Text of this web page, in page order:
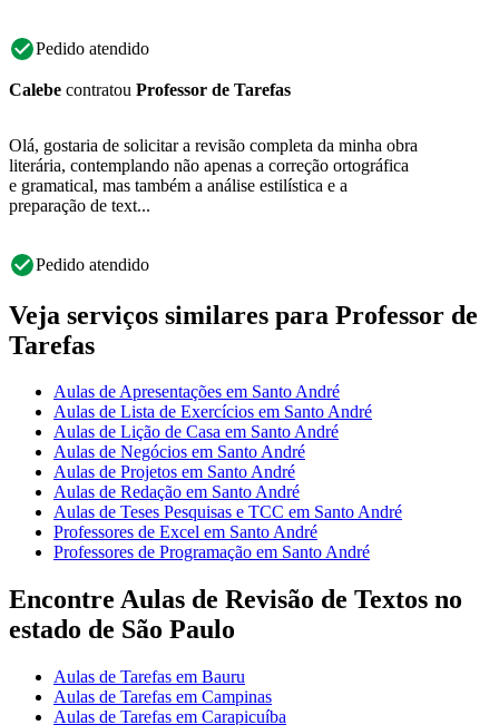
Pedido atendido
Calebe contratou Professor de Tarefas
Olá, gostaria de solicitar a revisão completa da minha obra
literária, contemplando não apenas a correção ortográfica
e gramatical, mas também a análise estilística e a
preparação de text...
Pedido atendido
Veja serviços similares para Professor de
Tarefas
Aulas de Apresentações em Santo André
Aulas de Lista de Exercícios em Santo André
Aulas de Lição de Casa em Santo André
Aulas de Negócios em Santo André
Aulas de Projetos em Santo André
Aulas de Redação em Santo André
Aulas de Teses Pesquisas e TCC em Santo André
Professores de Excel em Santo André
Professores de Programação em Santo André
Encontre Aulas de Revisão de Textos no
estado de São Paulo
Aulas de Tarefas em Bauru
Aulas de Tarefas em Campinas
Aulas de Tarefas em Carapicuíba